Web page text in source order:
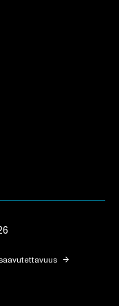
uuteen välilehteen
uuteen välilehteen
Linkki avautuu uuteen
arrow_forward